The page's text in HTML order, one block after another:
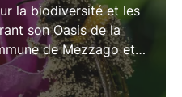
la biodiversité et les
son Oasis de la
de Mezzago et
Il s'agit de
de régénération